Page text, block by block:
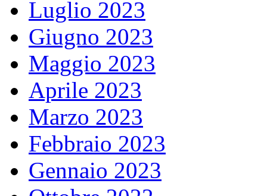
Luglio 2023
Giugno 2023
Maggio 2023
Aprile 2023
Marzo 2023
Febbraio 2023
Gennaio 2023